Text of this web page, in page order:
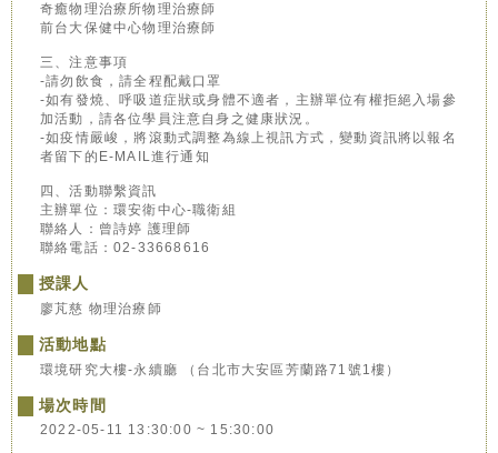
奇癒物理治療所物理治療師
前台大保健中心物理治療師
三、注意事項
-請勿飲食，請全程配戴口罩
-如有發燒、呼吸道症狀或身體不適者，主辦單位有權拒絕入場參
加活動，請各位學員注意自身之健康狀況。
-如疫情嚴峻，將滾動式調整為線上視訊方式，變動資訊將以報名
者留下的E-MAIL進行通知
四、活動聯繫資訊
主辦單位：環安衛中心-職衛組
聯絡人：曾詩婷 護理師
聯絡電話：02-33668616
授課人
廖芃慈 物理治療師
活動地點
環境研究大樓-永續廳 （台北市大安區芳蘭路71號1樓）
場次時間
2022-05-11 13:30:00 ~ 15:30:00